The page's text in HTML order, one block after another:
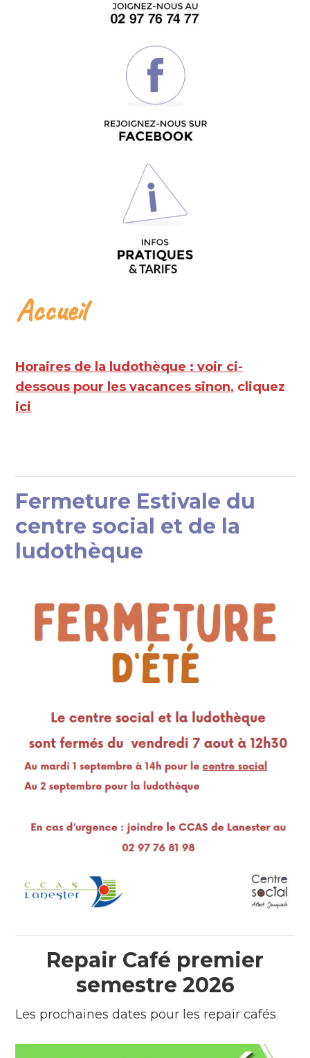
Accueil
Horaires de la ludothèque : voir ci-
dessous pour les vacances sinon, cliquez
ici
Fermeture Estivale du
centre social et de la
ludothèque
Repair Café premier
semestre 2026
Les prochaines dates pour les repair cafés